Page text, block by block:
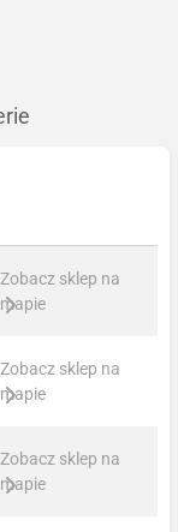
Zobacz sklep na
mapie
Zobacz sklep na
mapie
Zobacz sklep na
mapie